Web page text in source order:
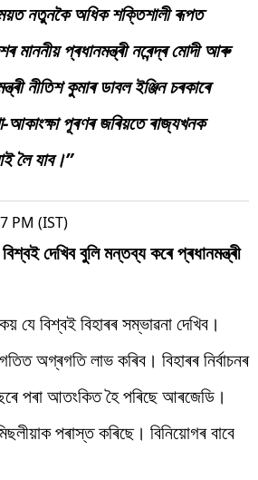
নতুনকৈ অধিক শক্তিশালী ৰূপত
মাননীয় প্ৰধানমন্ত্ৰী নৰেন্দ্ৰ মোদী আৰু
নীতিশ কুমাৰ ডাবল ইঞ্জিন চৰকাৰে
পূৰণৰ জৰিয়তে ৰাজ্যখনক
লৈ যাব।”
PM (IST)
দেখিব বুলি মন্তব্য কৰে প্ৰধানমন্ত্ৰী
যে বিশ্বই বিহাৰৰ সম্ভাৱনা দেখিব।
অগ্ৰগতি লাভ কৰিব। বিহাৰৰ নিৰ্বাচনৰ
পৰা আতংকিত হৈ পৰিছে আৰজেডি।
পৰাস্ত কৰিছে। বিনিয়োগৰ বাবে